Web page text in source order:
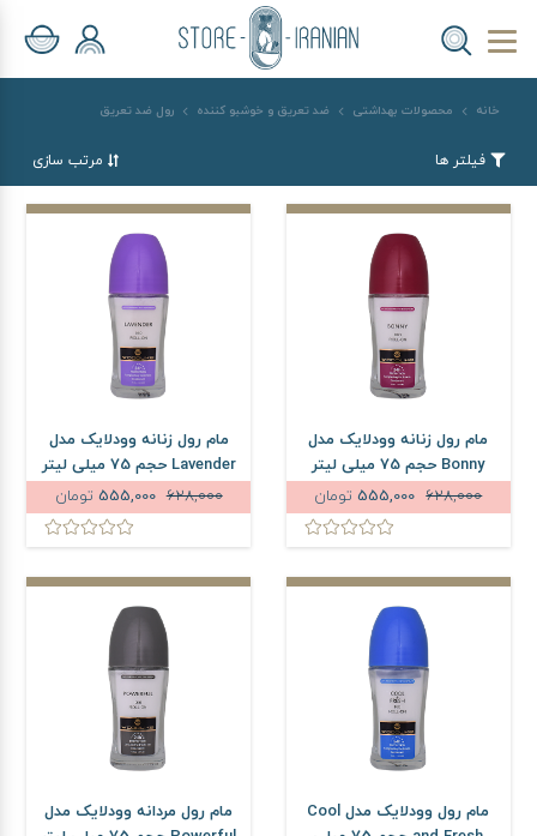
خانه محصولات بهداشتی ضد تعریق و خوشبو کننده رول ضد تعریق
فیلتر ها مرتب سازی
مام رول زنانه وودلایک مدل
Bonny حجم 75 میلی لیتر
628,000
تومان
مام رول زنانه وودلایک مدل
Lavender حجم 75 میلی لیتر
628,000
555,000 تومان
مام رول وودلایک مدل Cool
مام رول مردانه وودلایک مدل